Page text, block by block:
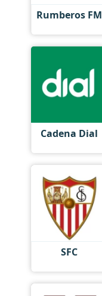
Rumberos FM
Cadena Dial
SFC